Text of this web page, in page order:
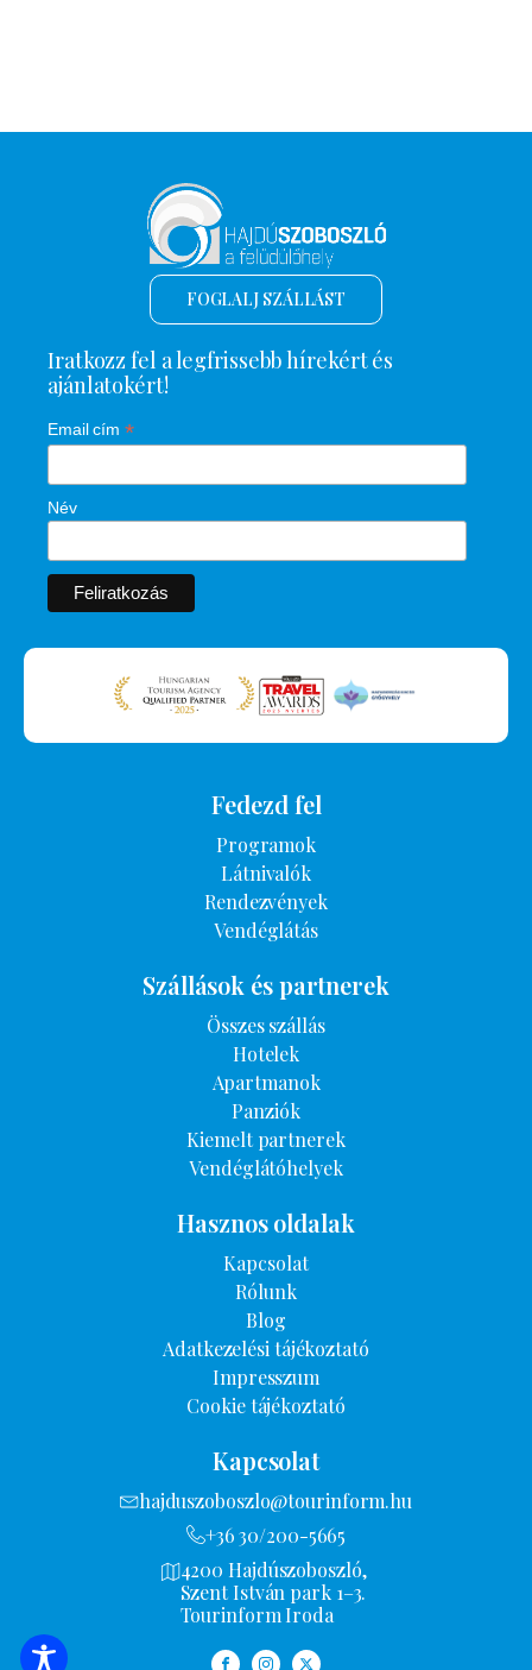
FOGLALJ SZÁLLÁST
Iratkozz fel a legfrissebb hírekért és
ajánlatokért!
Email cím *
Név
Fedezd fel
Programok
Látnivalók
Rendezvények
Vendéglátás
Szállások és partnerek
Összes szállás
Hotelek
Apartmanok
Panziók
Kiemelt partnerek
Vendéglátóhelyek
Hasznos oldalak
Kapcsolat
Rólunk
Blog
Adatkezelési tájékoztató
Impresszum
Cookie tájékoztató
Kapcsolat
hajduszoboszlo@tourinform.hu
+36 30/200-5665
4200 Hajdúszoboszló,
Szent István park 1–3.
Tourinform Iroda